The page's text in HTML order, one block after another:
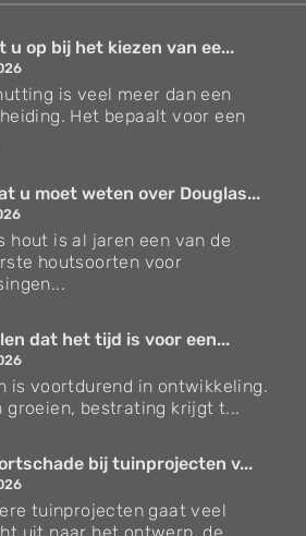
u op bij het kiezen van ee...
is veel meer dan een
Het bepaalt voor een
u moet weten over Douglas...
hout is al jaren een van de
houtsoorten voor
dat het tijd is voor een...
is voortdurend in ontwikkeling.
groeien, bestrating krijgt t...
bij tuinprojecten v...
tuinprojecten gaat veel